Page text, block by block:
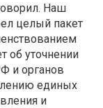
Наш
целый пакет
об уточнении
и органов
единых
и